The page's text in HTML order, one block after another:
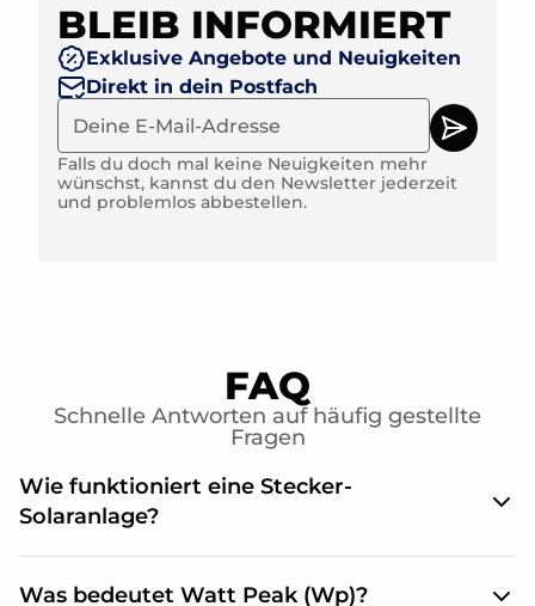
BLEIB INFORMIERT
Exklusive Angebote und Neuigkeiten
Direkt in dein Postfach
Falls du doch mal keine Neuigkeiten mehr
wünschst, kannst du den Newsletter jederzeit
und problemlos abbestellen.
FAQ
Schnelle Antworten auf häufig gestellte
Fragen
Wie funktioniert eine Stecker-
Solaranlage?
Photovoltaikanlage, die aus einem oder zwei
Was bedeutet Watt Peak (Wp)?